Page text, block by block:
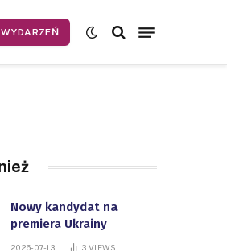
Nowy kandydat na
premiera Ukrainy
2026-07-13 3 VIEWS